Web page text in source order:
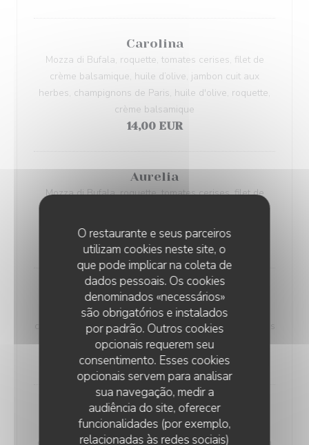
O restaurante e seus parceiros
utilizam cookies neste site, o
que pode implicar na coleta de
dados pessoais. Os cookies
denominados «necessários»
são obrigatórios e instalados
por padrão. Outros cookies
opcionais requerem seu
consentimento. Esses cookies
opcionais servem para analisar
sua navegação, medir a
audiência do site, oferecer
funcionalidades (por exemplo,
relacionadas às redes sociais)
Carolina
Mozza di Bufala, roquette, tomates cerises, filet de
crème balsamique, huile d’olive, jambon cuit aux
herbes, champignons de Paris, huile d'olive, roquette,
crème balsamique
14,00 EUR
Aurelia
Mozza di Bufala, roquette, tomates cerises, filet de
huile d'olive
14,00 EUR
Isabella
Mozza di Bufala, roquette, tomates cerises, filet de
crème balsamique, huile d’olive, poulet mariné, oignons
rissolés
14,00 EUR
Sylvana
Mozza di Bufala, roquette, tomates cerises, filet de